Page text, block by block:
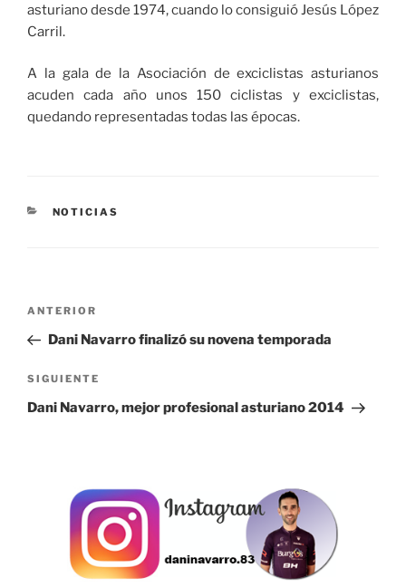
asturiano desde 1974, cuando lo consiguió Jesús López
Carril.
A la gala de la Asociación de exciclistas asturianos
acuden cada año unos 150 ciclistas y exciclistas,
quedando representadas todas las épocas.
CATEGORÍAS
NOTICIAS
Navegación
entradas
Entrada
anterior:
ANTERIOR
Dani Navarro finalizó su novena temporada
Siguiente
entrada
SIGUIENTE
Dani Navarro, mejor profesional asturiano 2014